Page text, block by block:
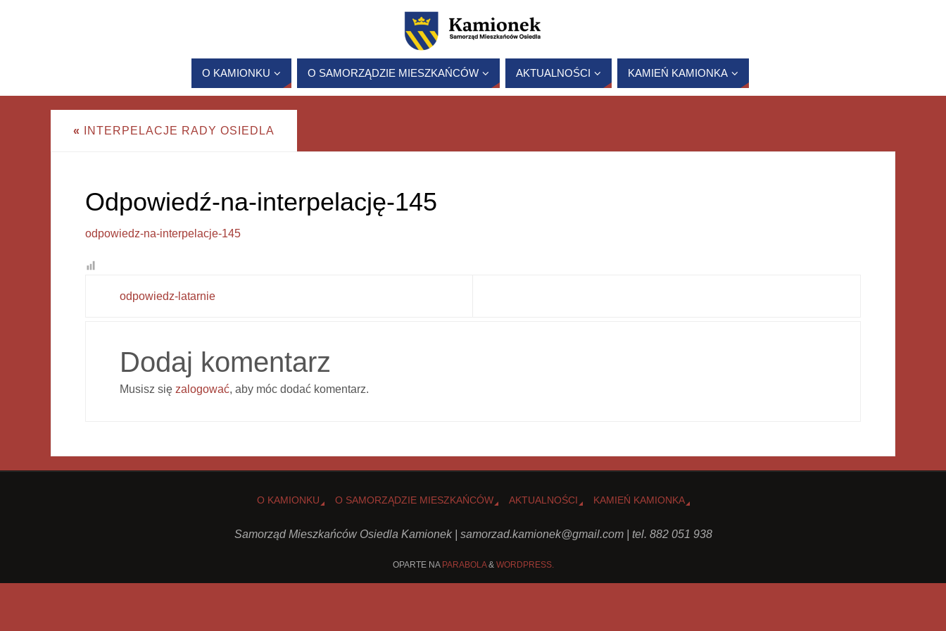
O KAMIONKU O SAMORZĄDZIE MIESZKAŃCÓW AKTUALNOŚCI KAMIEŃ KAMIONKA
« INTERPELACJE RADY OSIEDLA
Odpowiedź-na-interpelację-145
odpowiedz-na-interpelacje-145
odpowiedz-latarnie
Dodaj komentarz
Musisz się zalogować, aby móc dodać komentarz.
O KAMIONKU O SAMORZĄDZIE MIESZKAŃCÓW AKTUALNOŚCI KAMIEŃ KAMIONKA
Samorząd Mieszkańców Osiedla Kamionek | samorzad.kamionek@gmail.com| tel. 882 051 938
OPARTE NA PARABOLA& WORDPRESS.